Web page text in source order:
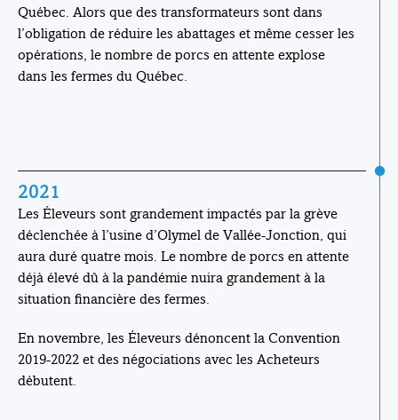
Québec. Alors que des transformateurs sont dans
l’obligation de réduire les abattages et même cesser les
opérations, le nombre de porcs en attente explose
dans les fermes du Québec.
2021
Les Éleveurs sont grandement impactés par la grève
déclenchée à l’usine d’Olymel de Vallée-Jonction, qui
aura duré quatre mois. Le nombre de porcs en attente
déjà élevé dû à la pandémie nuira grandement à la
situation financière des fermes.
En novembre, les Éleveurs dénoncent la Convention
2019-2022 et des négociations avec les Acheteurs
débutent.